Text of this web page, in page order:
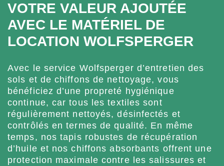
VOTRE VALEUR AJOUTÉE
AVEC LE MATÉRIEL DE
LOCATION WOLFSPERGER
Avec le service Wolfsperger d’entretien des
sols et de chiffons de nettoyage, vous
bénéficiez d’une propreté hygiénique
continue, car tous les textiles sont
régulièrement nettoyés, désinfectés et
contrôlés en termes de qualité. En même
temps, nos tapis robustes de récupération
d’huile et nos chiffons absorbants offrent une
protection maximale contre les salissures et